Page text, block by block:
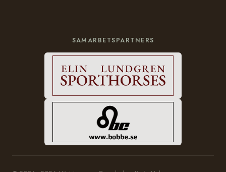
SAMARBETSPARTNERS